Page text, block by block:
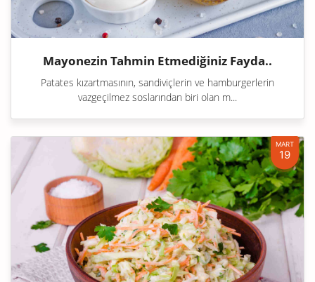
Mayonezin Tahmin Etmediğiniz Fayda..
Patates kızartmasının, sandiviçlerin ve hamburgerlerin
vazgeçilmez soslarından biri olan m...
MART
19